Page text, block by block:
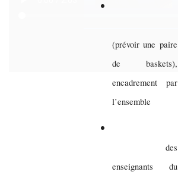
(prévoir une paire
de baskets),
encadrement par
l’ensemble
des
enseignants du